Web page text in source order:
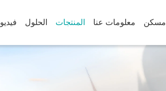
مسكن معلومات عنا المنتجات الحلول فيديو